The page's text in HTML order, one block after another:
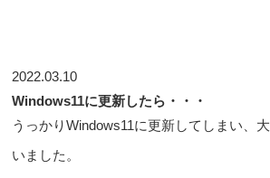
2022.03.10
Windows11に更新したら・・・
うっかりWindows11に更新してしまい、
いました。